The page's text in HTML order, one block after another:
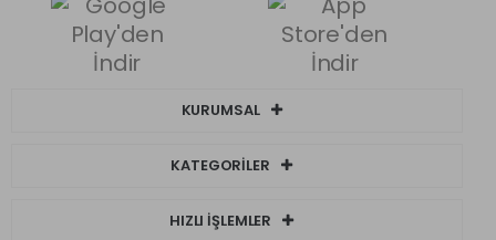
KURUMSAL
KATEGORİLER
HIZLI İŞLEMLER